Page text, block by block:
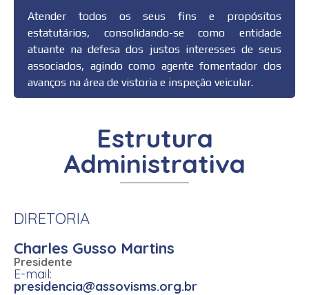
Atender todos os seus fins e propósitos
estatutários, consolidando-se como entidade
atuante na defesa dos justos interesses de seus
associados, agindo como agente fomentador dos
avanços na área de vistoria e inspeção veicular.
Estrutura
Administrativa
DIRETORIA
Charles Gusso Martins
Presidente
E-mail:
presidencia@assovisms.org.br